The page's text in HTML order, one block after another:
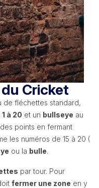
Cricket
de fléchettes standard,
à 20 et un bullseye au
points en fermant
les numéros de 15 à 20 (
ou la bulle.
par tour. Pour
fermer une zone en y